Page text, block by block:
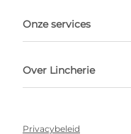
Onze services
Over Lincherie
Privacybeleid